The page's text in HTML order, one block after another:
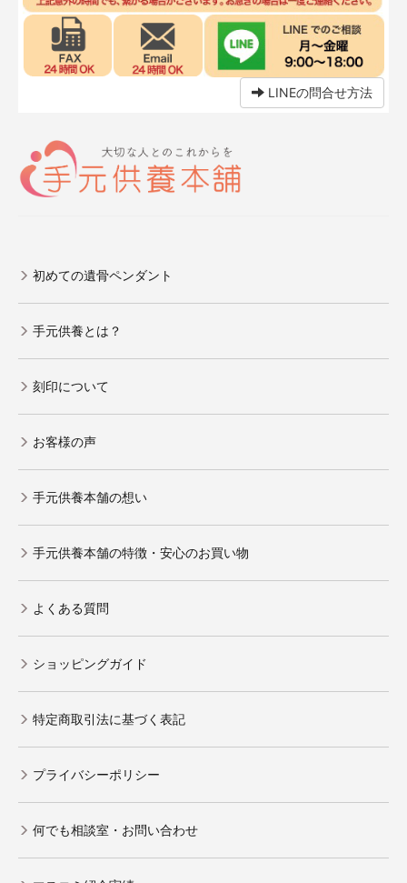
LINEの問合せ方法
初めての遺骨ペンダント
手元供養とは？
刻印について
お客様の声
手元供養本舗の想い
手元供養本舗の特徴・安心のお買い物
よくある質問
ショッピングガイド
特定商取引法に基づく表記
プライバシーポリシー
何でも相談室・お問い合わせ